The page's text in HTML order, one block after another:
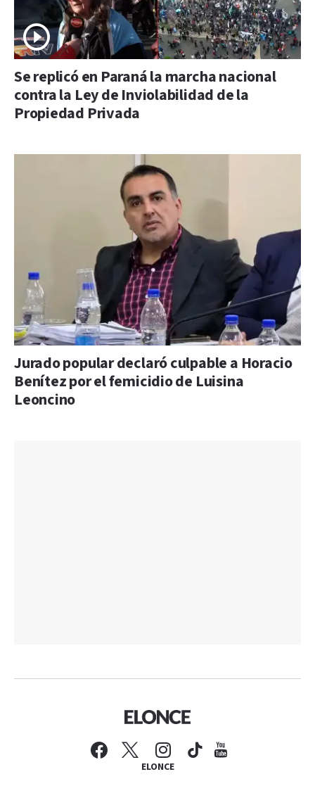
Se replicó en Paraná la marcha nacional
contra la Ley de Inviolabilidad de la
Propiedad Privada
Jurado popular declaró culpable a Horacio
Benítez por el femicidio de Luisina
Leoncino
ELONCE